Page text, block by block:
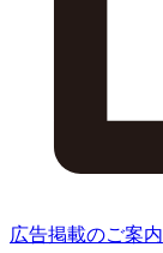
広告掲載のご案内